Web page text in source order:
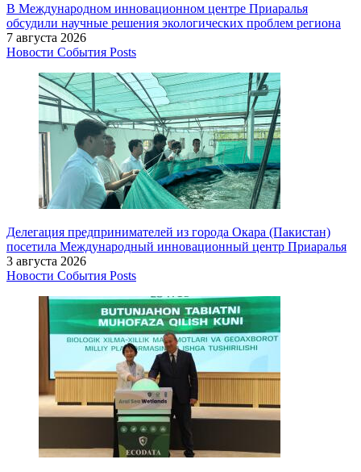
В Международном инновационном центре Приаралья
обсудили научные решения экологических проблем региона
7 августа 2026
Новости События Posts
Делегация предпринимателей из города Окара (Пакистан)
посетила Международный инновационный центр Приаралья
3 августа 2026
Новости События Posts